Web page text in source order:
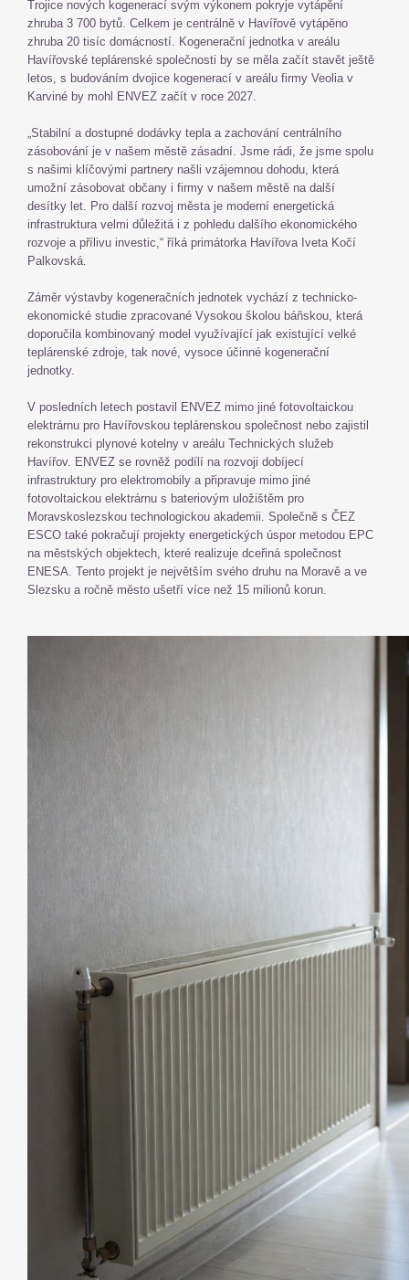
Trojice nových kogenerací svým výkonem pokryje vytápění
zhruba 3 700 bytů. Celkem je centrálně v Havířově vytápěno
zhruba 20 tisíc domácností. Kogenerační jednotka v areálu
Havířovské teplárenské společnosti by se měla začít stavět ještě
letos, s budováním dvojice kogenerací v areálu firmy Veolia v
Karviné by mohl ENVEZ začít v roce 2027.
„Stabilní a dostupné dodávky tepla a zachování centrálního
zásobování je v našem městě zásadní. Jsme rádi, že jsme spolu
s našimi klíčovými partnery našli vzájemnou dohodu, která
umožní zásobovat občany i firmy v našem městě na další
desítky let. Pro další rozvoj města je moderní energetická
infrastruktura velmi důležitá i z pohledu dalšího ekonomického
rozvoje a přílivu investic,“ říká primátorka Havířova Iveta Kočí
Palkovská.
Záměr výstavby kogeneračních jednotek vychází z technicko-
ekonomické studie zpracované Vysokou školou báňskou, která
doporučila kombinovaný model využívající jak existující velké
teplárenské zdroje, tak nové, vysoce účinné kogenerační
jednotky.
V posledních letech postavil ENVEZ mimo jiné fotovoltaickou
elektrárnu pro Havířovskou teplárenskou společnost nebo zajistil
rekonstrukci plynové kotelny v areálu Technických služeb
Havířov. ENVEZ se rovněž podílí na rozvoji dobíjecí
infrastruktury pro elektromobily a připravuje mimo jiné
fotovoltaickou elektrárnu s bateriovým uložištěm pro
Moravskoslezskou technologickou akademii. Společně s ČEZ
ESCO také pokračují projekty energetických úspor metodou EPC
na městských objektech, které realizuje dceřiná společnost
ENESA. Tento projekt je největším svého druhu na Moravě a ve
Slezsku a ročně město ušetří více než 15 milionů korun.